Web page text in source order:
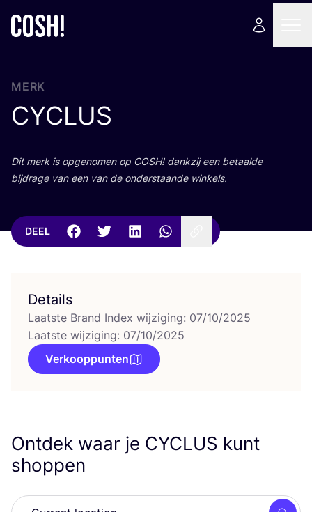
MERK
CYCLUS
Dit merk is opge­no­men op COSH! dank­zij een betaal­de
bij­dra­ge van een van de onder­staan­de winkels.
DEEL
Details
Laatste Brand Index wijziging: 07/10/2025
Laatste wijziging: 07/10/2025
Verkooppunten
Ontdek waar je CYCLUS kunt
shoppen